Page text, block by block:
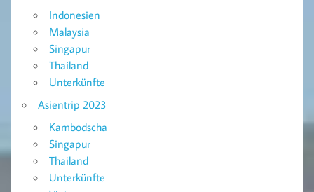
Indonesien
Malaysia
Singapur
Thailand
Unterkünfte
Asientrip 2023
Kambodscha
Singapur
Thailand
Unterkünfte